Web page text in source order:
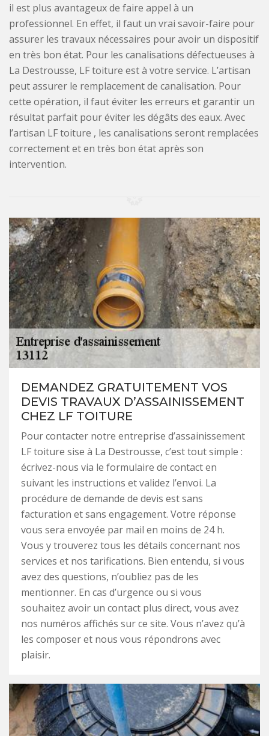
il est plus avantageux de faire appel à un
professionnel. En effet, il faut un vrai savoir-faire pour
assurer les travaux nécessaires pour avoir un dispositif
en très bon état. Pour les canalisations défectueuses à
La Destrousse, LF toiture est à votre service. L’artisan
peut assurer le remplacement de canalisation. Pour
cette opération, il faut éviter les erreurs et garantir un
résultat parfait pour éviter les dégâts des eaux. Avec
l’artisan LF toiture , les canalisations seront remplacées
correctement et en très bon état après son
intervention.
DEMANDEZ GRATUITEMENT VOS
DEVIS TRAVAUX D’ASSAINISSEMENT
CHEZ LF TOITURE
Pour contacter notre entreprise d’assainissement
LF toiture sise à La Destrousse, c’est tout simple :
écrivez-nous via le formulaire de contact en
suivant les instructions et validez l’envoi. La
procédure de demande de devis est sans
facturation et sans engagement. Votre réponse
vous sera envoyée par mail en moins de 24 h.
Vous y trouverez tous les détails concernant nos
services et nos tarifications. Bien entendu, si vous
avez des questions, n’oubliez pas de les
mentionner. En cas d’urgence ou si vous
souhaitez avoir un contact plus direct, vous avez
nos numéros affichés sur ce site. Vous n’avez qu’à
les composer et nous vous répondrons avec
plaisir.